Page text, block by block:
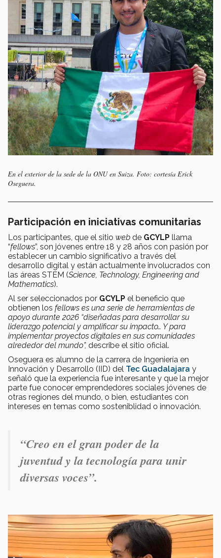
En el exterior de la sede de la ONU en Suiza. Foto: cortesía Erick
Oseguera.
Participación en iniciativas comunitarias
Los participantes, que el sitio web de GCYLP llama
“fellows”, son jóvenes entre 18 y 28 años con pasión por
establecer un cambio significativo a través del
desarrollo digital y están actualmente involucrados con
las áreas STEM (Science, Technology, Engineering and
Mathematics).
Al ser seleccionados por GCYLP el beneficio que
obtienen los fellows es una serie de herramientas de
apoyo durante 2026 “diseñadas para desarrollar su
liderazgo potencial y amplificar su impacto… Y para
implementar proyectos digitales en sus comunidades
alrededor del mundo”, describe el sitio oficial.
Oseguera es alumno de la carrera de Ingeniería en
Innovación y Desarrollo (IID) del Tec Guadalajara y
señaló que la experiencia fue interesante y que la mejor
parte fue conocer emprendedores sociales jóvenes de
otras regiones del mundo, o bien, estudiantes con
intereses en temas como sosteniblidad o innovación.
“Creo en el gran poder de la
juventud y la tecnología para unir
diversas voces”.